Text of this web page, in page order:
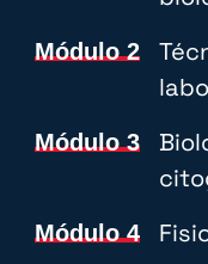
Módulo 2
Módulo 3
Módulo 4